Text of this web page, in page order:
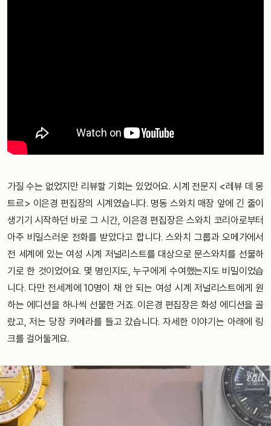
가질 수는 없었지만 리뷰할 기회는 있었어요. 시계 전문지 <레뷰 데 몽
트르> 이은경 편집장의 시계였습니다. 명동 스와치 매장 앞에 긴 줄이
생기기 시작하던 바로 그 시간, 이은경 편집장은 스와치 코리아로부터
아주 비밀스러운 전화를 받았다고 합니다. 스와치 그룹과 오메가에서
전 세계에 있는 여성 시계 저널리스트를 대상으로 문스와치를 선물하
기로 한 것이었어요. 몇 명인지도, 누구에게 수여했는지도 비밀이었습
니다. 다만 전세계에 10명이 채 안 되는 여성 시계 저널리스트에게 원
하는 에디션을 하나씩 선물한 거죠. 이은경 편집장은 화성 에디션을 골
랐고, 저는 당장 카메라를 들고 갔습니다. 자세한 이야기는 아래에 링
크를 걸어둘게요.